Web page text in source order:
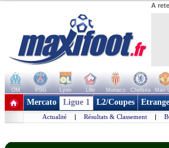
A
OM PSG Lyon Lille Monaco Chelsea Man
+ de clubs
Mercato Ligue 1 L2/Coupes
Actualité | Résultats & Classement |